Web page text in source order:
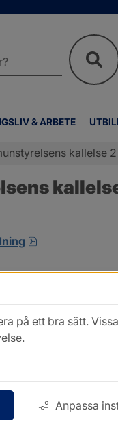
& ARBETE
kallelse
MB, öppnas i nytt
pdf, 8.2 MB.
på ett bra sätt.
Anpassa